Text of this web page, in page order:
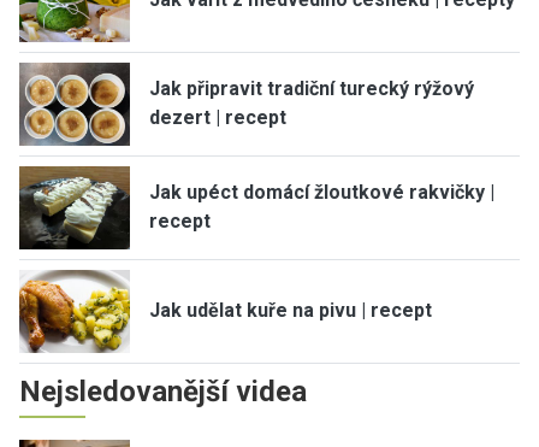
Jak připravit tradiční turecký rýžový
dezert | recept
Jak upéct domácí žloutkové rakvičky |
recept
Jak udělat kuře na pivu | recept
Nejsledovanější videa